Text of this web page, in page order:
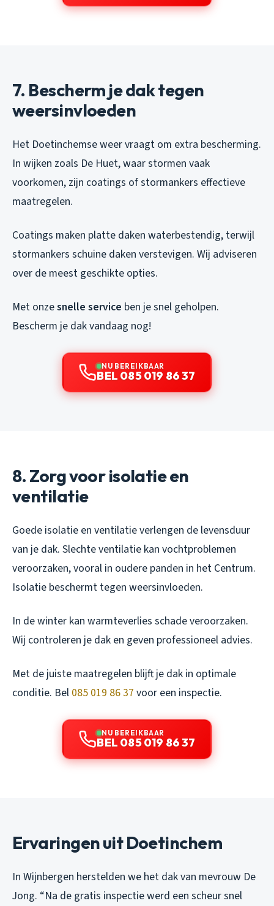
7. Bescherm je dak tegen
weersinvloeden
Het Doetinchemse weer vraagt om extra bescherming.
In wijken zoals De Huet, waar stormen vaak
voorkomen, zijn coatings of stormankers effectieve
maatregelen.
Coatings maken platte daken waterbestendig, terwijl
stormankers schuine daken verstevigen. Wij adviseren
over de meest geschikte opties.
Met onzesnelle service ben je snel geholpen.
Bescherm je dak vandaag nog!
NU BEREIKBAAR
BEL 085 019 86 37
8. Zorg voor isolatie en
ventilatie
Goede isolatie en ventilatie verlengen de levensduur
van je dak. Slechte ventilatie kan vochtproblemen
veroorzaken, vooral in oudere panden in het Centrum.
Isolatie beschermt tegen weersinvloeden.
In de winter kan warmteverlies schade veroorzaken.
Wij controleren je dak en geven professioneel advies.
Met de juiste maatregelen blijft je dak in optimale
conditie. Bel 085 019 86 37 voor een inspectie.
NU BEREIKBAAR
BEL 085 019 86 37
Ervaringen uit Doetinchem
In Wijnbergen herstelden we het dak van mevrouw De
Jong. “Na de gratis inspectie werd een scheur snel